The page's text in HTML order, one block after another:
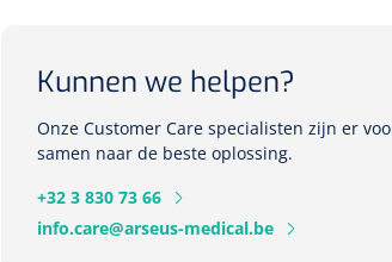
Kunnen we helpen?
Onze Customer Care specialisten zijn er
samen naar de beste oplossing.
+32 3 830 73 66
info.care@arseus-medical.be